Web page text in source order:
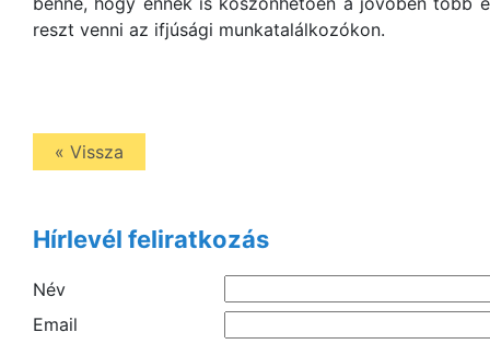
reszt venni az ifjúsági munkatalálkozókon.
« Vissza
Hírlevél feliratkozás
Név
Email